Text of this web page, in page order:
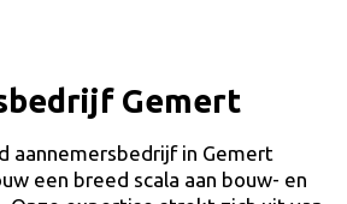
Gemert
aannemersbedrijf in Gemert
een breed scala aan bouw- en